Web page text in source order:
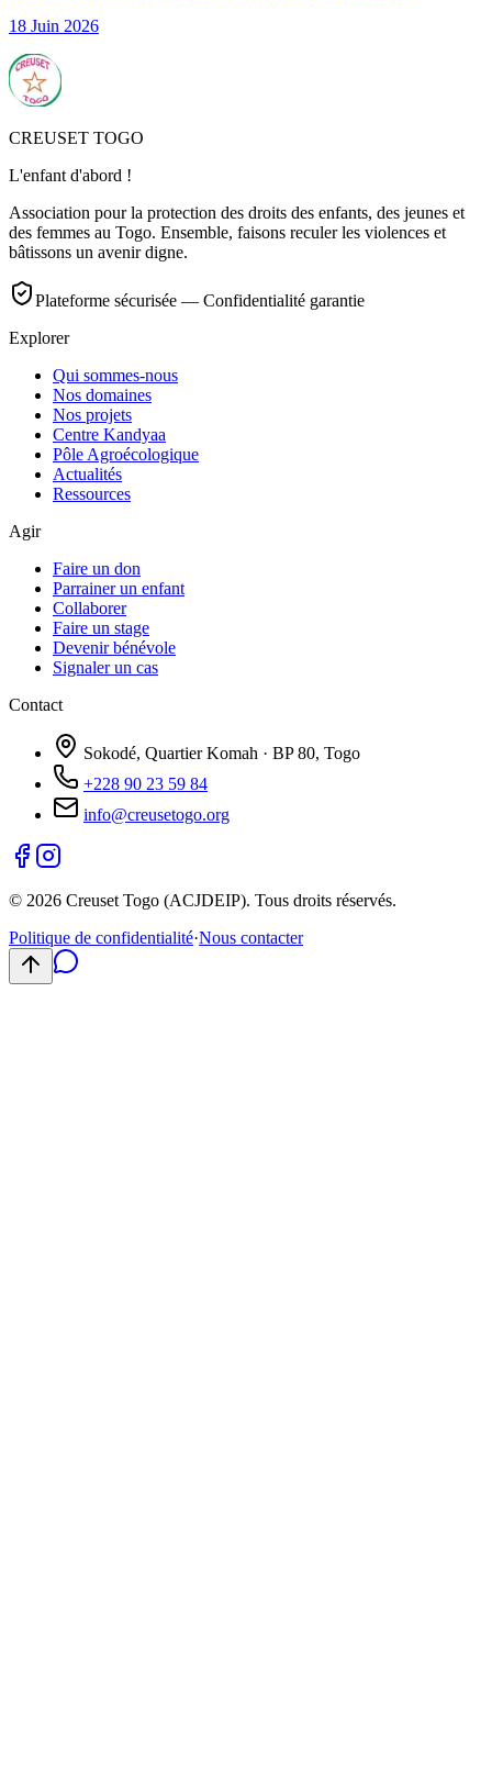
18 Juin 2026
CREUSET TOGO
L'enfant d'abord !
Association pour la protection des droits des enfants, des jeunes et
des femmes au Togo. Ensemble, faisons reculer les violences et
bâtissons un avenir digne.
Plateforme sécurisée — Confidentialité garantie
Explorer
Qui sommes-nous
Nos domaines
Nos projets
Centre Kandyaa
Pôle Agroécologique
Actualités
Ressources
Agir
Faire un don
Parrainer un enfant
Collaborer
Faire un stage
Devenir bénévole
Signaler un cas
Contact
Sokodé, Quartier Komah · BP 80, Togo
+228 90 23 59 84
info@creusetogo.org
© 2026 Creuset Togo (ACJDEIP). Tous droits réservés.
Politique de confidentialité·Nous contacter